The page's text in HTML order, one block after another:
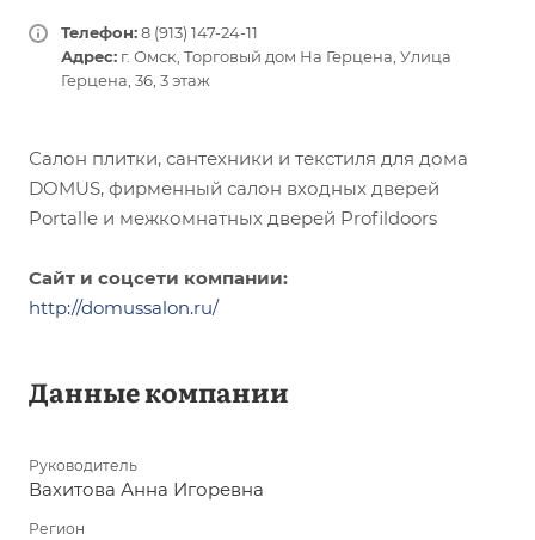
Телефон:8 (913) 147-24-11
Адрес: г. Омск, ​Торговый дом На Герцена​, Улица
Герцена, 36, ​3 этаж
Салон плитки, сантехники и текстиля для дома
DOMUS, фирменный салон входных дверей
Portalle и межкомнатных дверей Profildoors
Сайт и соцсети компании:
http://domussalon.ru/
Данные компании
Руководитель
Вахитова Анна Игоревна
Регион